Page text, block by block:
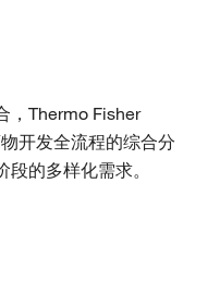
，Thermo Fisher
开发全流程的综合分
的多样化需求。